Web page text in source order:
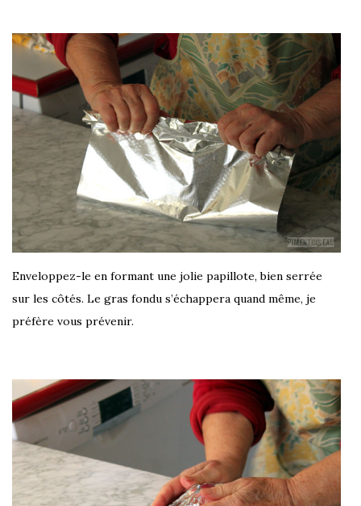
Enveloppez-le en formant une jolie papillote, bien serrée
sur les côtés. Le gras fondu s’échappera quand même, je
préfère vous prévenir.